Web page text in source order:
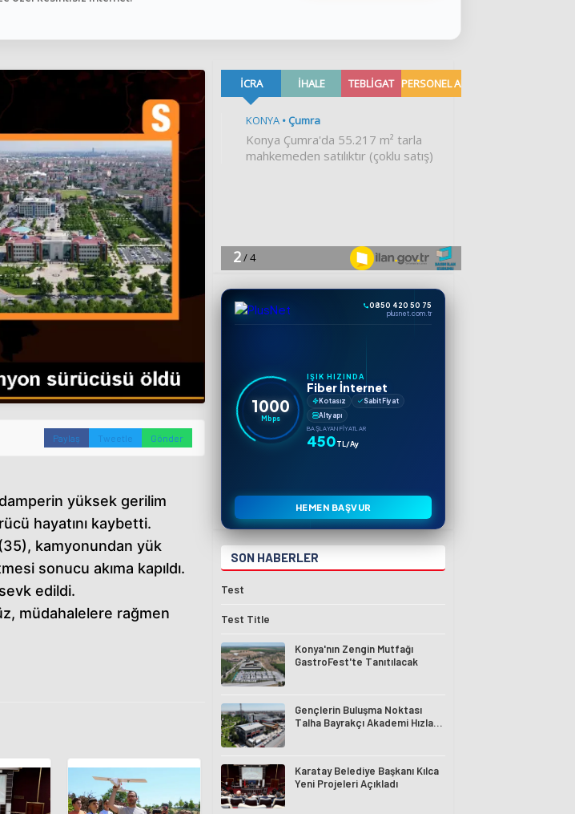
Paylaş Tweetle Gönder
yüksek gerilim
hayatını kaybetti.
kamyonundan yük
sonucu akıma kapıldı.
edildi.
müdahalelere rağmen
0850 420 50 75
plusnet.com.tr
1000
Mbps
IŞIK HIZINDA
Fiber İnternet
Kotasız
Sabit Fiyat
Altyapı
BAŞLAYAN FIYATLAR
450TL/Ay
HEMEN BAŞVUR
SON HABERLER
Test
Test Title
Konya'nın Zengin Mutfağı
GastroFest'te Tanıtılacak
Gençlerin Buluşma Noktası
Talha Bayrakçı Akademi Hızla
Karatay Belediye Başkanı Kılca
Yeni Projeleri Açıkladı